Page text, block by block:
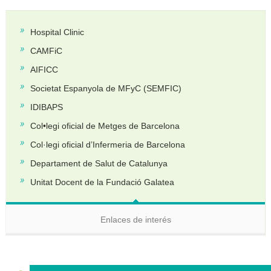
Hospital Clinic
CAMFiC
AIFICC
Societat Espanyola de MFyC (SEMFIC)
IDIBAPS
Col•legi oficial de Metges de Barcelona
Col·legi oficial d’Infermeria de Barcelona
Departament de Salut de Catalunya
Unitat Docent de la Fundació Galatea
Enlaces de interés